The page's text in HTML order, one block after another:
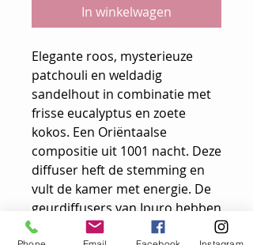
In winkelwagen
Elegante roos, mysterieuze
patchouli en weldadig
sandelhout in combinatie met
frisse eucalyptus en zoete
kokos. Een Oriëntaalse
compositie uit 1001 nacht. Deze
diffuser heft de stemming en
vult de kamer met energie. De
geurdiffusers van Ipuro hebben
een luxe uitstraling en staan